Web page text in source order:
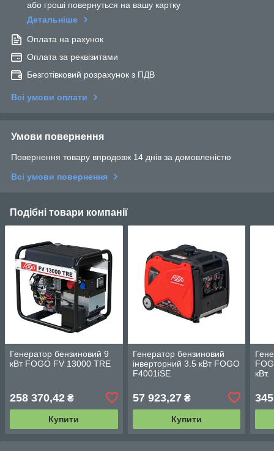
або гроші повернуться на вашу картку
Детальніше
Оплата на рахунок
Оплата за реквізитами
Безготівковий розрахунок з ПДВ
Всі умови оплати
Умови повернення
Повернення товару впродовж 14 днів за домовленістю
Всі умови повернення
Подібні товари компанії
Генератор бензиновий 9
кВт FOGO FV 13000 TRE
258 370,42 ₴
Купити
Генератор бензиновий
інверторний 3.5 кВт FOGO
F4001iSE
57 923,27₴
Купити
кВт.